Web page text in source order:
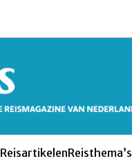
ReisartikelenReisthema’s